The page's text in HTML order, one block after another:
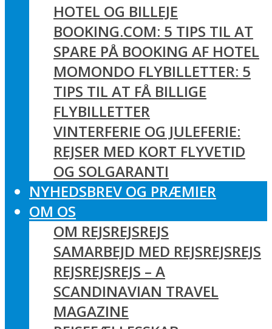
HOTEL OG BILLEJE
BOOKING.COM: 5 TIPS TIL AT
SPARE PÅ BOOKING AF HOTEL
MOMONDO FLYBILLETTER: 5
TIPS TIL AT FÅ BILLIGE
FLYBILLETTER
VINTERFERIE OG JULEFERIE:
REJSER MED KORT FLYVETID
OG SOLGARANTI
NYHEDSBREV OG PRÆMIER
OM OS
OM REJSREJSREJS
SAMARBEJD MED REJSREJSREJS
REJSREJSREJS – A
SCANDINAVIAN TRAVEL
MAGAZINE